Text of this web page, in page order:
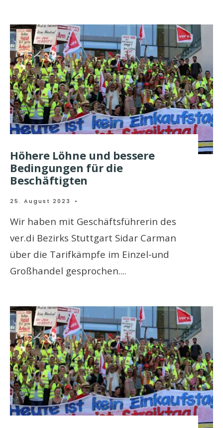
Höhere Löhne und bessere
Bedingungen für die
Beschäftigten
25. August 2023 •
Wir haben mit Geschäftsführerin des
ver.di Bezirks Stuttgart Sidar Carman
über die Tarifkämpfe im Einzel-und
Großhandel gesprochen....